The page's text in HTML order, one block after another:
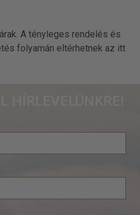
A tényleges rendelés és
folyamán eltérhetnek az itt